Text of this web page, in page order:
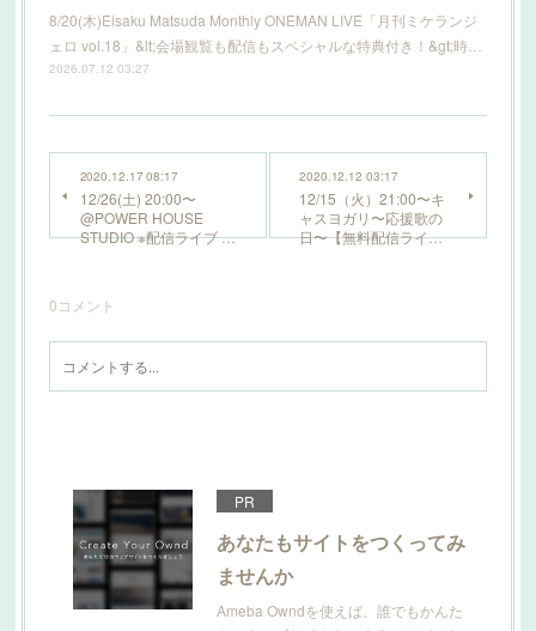
8/20(木)Eisaku Matsuda Monthly ONEMAN LIVE「月刊ミケランジ
ェロ vol.18」&lt;会場観覧も配信もスペシャルな特典付き！&gt;時…
2026.07.12 03:27
2020.12.17 08:17
12/26(土) 20:00〜
@POWER HOUSE
STUDIO ※配信ライブ …
2020.12.12 03:17
12/15（火）21:00〜キ
ャスヨガリ〜応援歌の
日〜【無料配信ライ…
0コメント
PR
あなたもサイトをつくってみ
ませんか
Ameba Owndを使えば、誰でもかんた